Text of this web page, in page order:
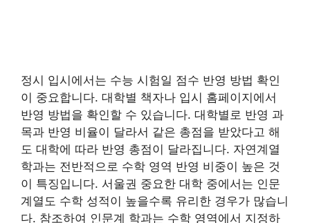
정시 입시에서는 수능 시험일 점수 반영 방법 확인
이 중요합니다. 대학별 책자나 입시 홈페이지에서
반영 방법을 확인할 수 있습니다. 대학별로 반영 과
목과 반영 비율이 달라서 같은 총점을 받았다고 해
도 대학에 따라 반영 총점이 달라집니다. 자연계열
학과는 전반적으로 수학 영역 반영 비중이 높은 것
이 특징입니다. 서울권 중요한 대학 중에서는 인문
계열도 수학 성적이 높을수록 유리한 경우가 많습니
다. 참조하여 인문계 학과는 수학 영역에서 지정하